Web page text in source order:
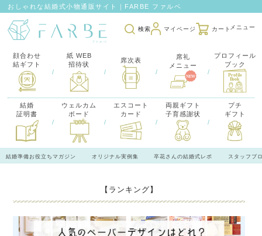
おしゃれな結婚式小物通販サイト｜FARBE ファルベ
検索 マイページ カート
顔合わせ
結ギフト
/
紙 WEB
招待状
/
席次表
/
席礼
メニュー
/
プロフィール
ブック
結婚
証明書
/
ウェルカム
ボード
/
エスコート
カード
/
両親ギフト
子育感謝状
/
プチ
ギフト
結婚準備お役立ちマガジン オリジナル実例集 卒花さんの結婚式レポ スタッフブ
【ランキング】